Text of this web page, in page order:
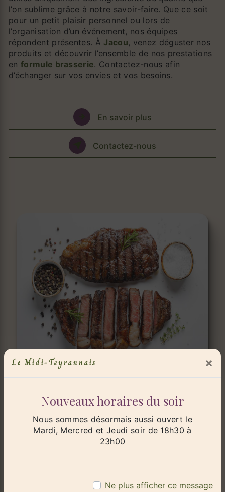
Le Midi-Teyrannais ×
Nouveaux horaires du soir
Nous sommes désormais aussi ouvert le
Mardi, Mercred et Jeudi soir de 18h30 à
23h00
Ne plus afficher ce message
l’on sublime grâce à notre savoir-faire. Que ce soit
pour un petit plaisir personnel ou lors de
l’organisation d’un événement, nos équipes
répondent présentes. ÀJacou, venez déguster nos
produits et découvrir l’ensemble de nos prestations
en formule brasserie. Contactez-nous afin
d’échanger sur vos envies et vos besoins.
En savoir plus
Contactez-nous
Adresse
1 Av. de Vendargues, 34820 Teyran